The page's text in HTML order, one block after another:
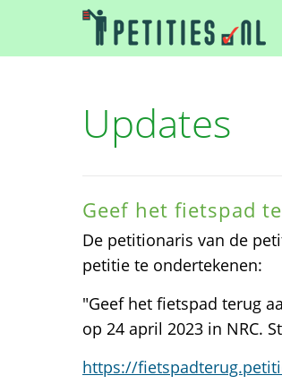
Updates
Geef het fietspad
De petitionaris van de
petitie te ondertekenen:
"Geef het fietspad terug
op 24 april 2023 in NRC.
https://